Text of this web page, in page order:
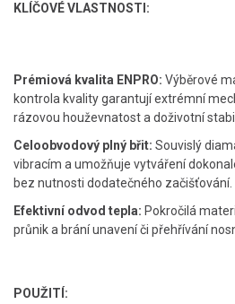
KLÍČOVÉ VLASTNOSTI:
Prémiová kvalita ENPRO: Výběrové
kontrola kvality garantují extrémní
rázovou houževnatost a doživotní
Celoobvodový plný břit: Souvislý
vibracím a umožňuje vytváření
bez nutnosti dodatečného začišťování.
Efektivní odvod tepla: Pokročilá
průnik a brání unavení či přehřívání
POUŽITÍ: